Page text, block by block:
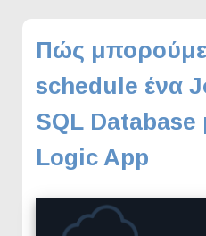
Πώς
schedule ένα
SQL Database
Logic App